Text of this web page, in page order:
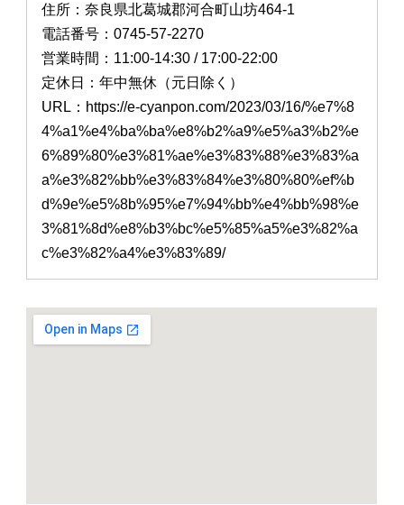
住所：奈良県北葛城郡河合町山坊464-1
電話番号：0745-57-2270
営業時間：11:00-14:30 / 17:00-22:00
定休日：年中無休（元日除く）
URL：https://e-cyanpon.com/2023/03/16/%e7%8
4%a1%e4%ba%ba%e8%b2%a9%e5%a3%b2%e
6%89%80%e3%81%ae%e3%83%88%e3%83%a
a%e3%82%bb%e3%83%84%e3%80%80%ef%b
d%9e%e5%8b%95%e7%94%bb%e4%bb%98%e
3%81%8d%e8%b3%bc%e5%85%a5%e3%82%a
c%e3%82%a4%e3%83%89/